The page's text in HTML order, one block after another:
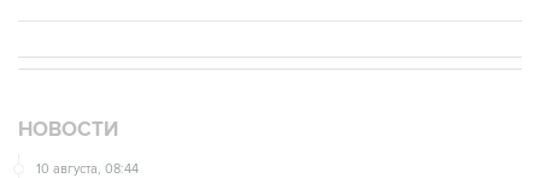
НОВОСТИ
10 августа, 08:44